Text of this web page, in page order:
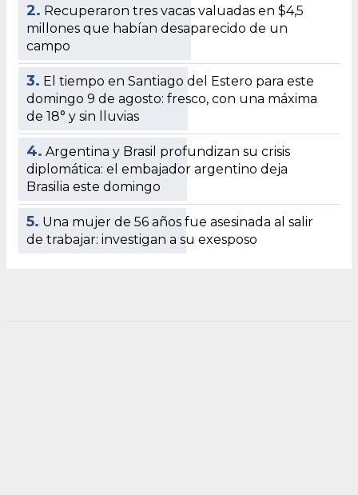
2. Recuperaron tres vacas valuadas en $4,5
millones que habían desaparecido de un
campo
3. El tiempo en Santiago del Estero para este
domingo 9 de agosto: fresco, con una máxima
de 18° y sin lluvias
4. Argentina y Brasil profundizan su crisis
diplomática: el embajador argentino deja
Brasilia este domingo
5. Una mujer de 56 años fue asesinada al salir
de trabajar: investigan a su exesposo